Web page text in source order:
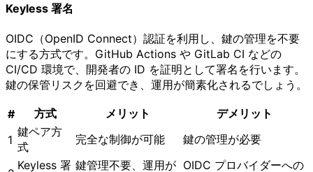
Keyless 署名
OIDC（OpenID Connect）認証を利用し、鍵の管理を不要
にする方式です。GitHub Actions や GitLab CI などの
CI/CD 環境で、開発者の ID を証明として署名を行います。
鍵の保管リスクを回避でき、運用が簡素化されるでしょう。
# 方式 メリット
デメリット
1
鍵ペア方
式
完全な制御が可能 鍵の管理が必要
Keyless 署 鍵管理不要、運用が OIDC プロバイダーへの